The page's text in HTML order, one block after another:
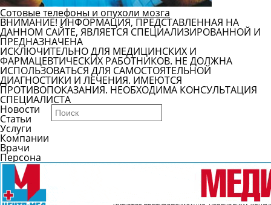
Сотовые телефоны и опухоли мозга
ВНИМАНИЕ! ИНФОРМАЦИЯ, ПРЕДСТАВЛЕННАЯ НА
ДАННОМ САЙТЕ, ЯВЛЯЕТСЯ СПЕЦИАЛИЗИРОВАННОЙ И
ПРЕДНАЗНАЧЕНА
ИСКЛЮЧИТЕЛЬНО ДЛЯ МЕДИЦИНСКИХ И
ФАРМАЦЕВТИЧЕСКИХ РАБОТНИКОВ. НЕ ДОЛЖНА
ИСПОЛЬЗОВАТЬСЯ ДЛЯ САМОСТОЯТЕЛЬНОЙ
ДИАГНОСТИКИ И ЛЕЧЕНИЯ. ИМЕЮТСЯ
ПРОТИВОПОКАЗАНИЯ. НЕОБХОДИМА КОНСУЛЬТАЦИЯ
СПЕЦИАЛИСТА
Новости
Статьи
Услуги
Компании
Врачи
Персона